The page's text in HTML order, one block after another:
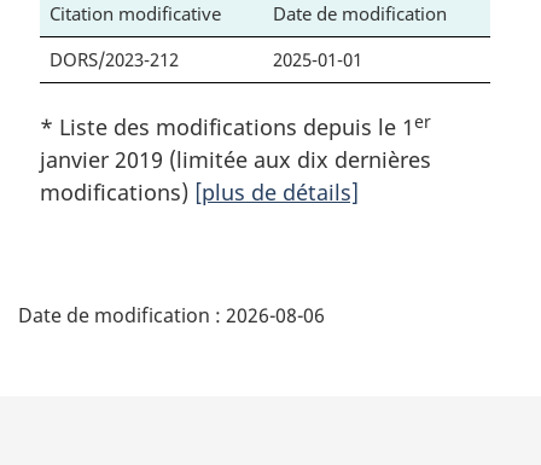
Citation modificative
Date de modification
DORS/2023-212
2025-01-01
* Liste des modifications depuis le 1er
janvier 2019 (limitée aux dix dernières
modifications) [plus de détails]
é
Date de modification : 2026-08-06